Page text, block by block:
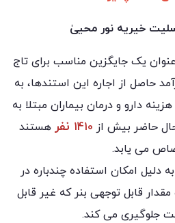
خیریه نور محییٰ
یک جایگزین مناسب برای تاج
حاصل از اجاره این استند‌ها، به
دارو و درمان بیماران مبتلا به
حاضر بیش از 1410 نفر هستند
می یابد.
دلیل امکان استفاده چندباره در
قابل توجهی بنر که غیر قابل
جلوگیری می کند.